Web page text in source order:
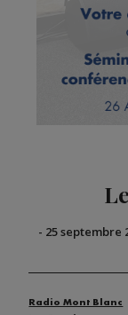
- 25 septembre
Radio Mont Blanc